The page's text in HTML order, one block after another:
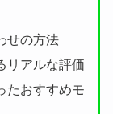
せの方法
リアルな評価
たおすすめモ